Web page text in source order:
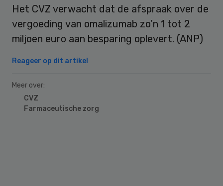
Het CVZ verwacht dat de afspraak over de
vergoeding van omalizumab zo’n 1 tot 2
miljoen euro aan besparing oplevert. (ANP)
Reageer op dit artikel
Meer over:
CVZ
Farmaceutische zorg